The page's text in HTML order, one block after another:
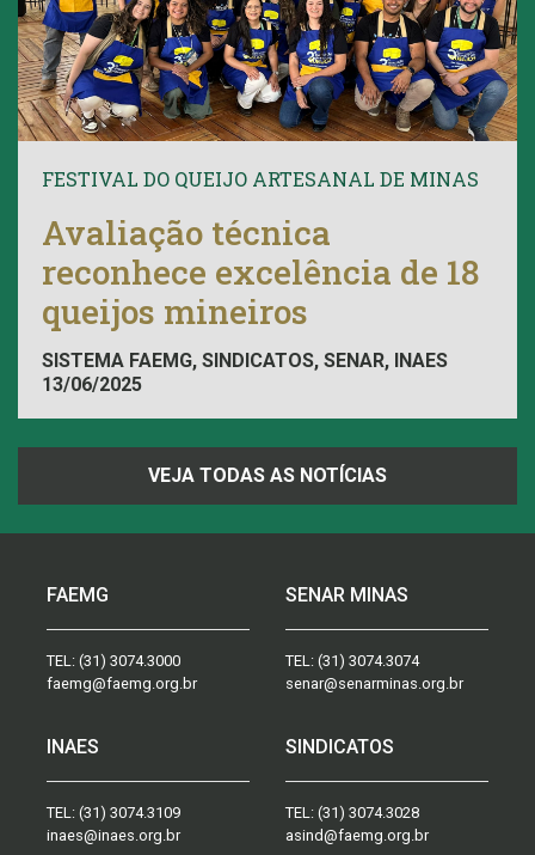
FESTIVAL DO QUEIJO ARTESANAL DE MINAS
Avaliação técnica
reconhece excelência de 18
queijos mineiros
SISTEMA FAEMG, SINDICATOS, SENAR, INAES
13/06/2025
VEJA TODAS AS NOTÍCIAS
FAEMG
TEL: (31) 3074.3000
faemg@faemg.org.br
SENAR MINAS
TEL: (31) 3074.3074
senar@senarminas.org.br
INAES
TEL: (31) 3074.3109
inaes@inaes.org.br
SINDICATOS
TEL: (31) 3074.3028
asind@faemg.org.br